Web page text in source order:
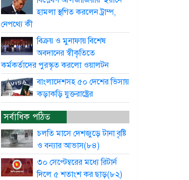
হামলা স্থগিত করলেন ট্রাম্প,
নেপথ্যে কী
বিক্রয় ও মুনাফায় বিশেষ
অবদানের স্বীকৃতিতে
কর্মকর্তাদের পুরস্কৃত করলো ওয়ালটন
বাংলাদেশসহ ৫০ দেশের ভিসায়
কড়াকড়ি যুক্তরাষ্ট্রের
সর্বাধিক পঠিত
চলতি মাসে দেশজুড়ে টানা বৃষ্টি
ও বন্যার আভাস(৮৪)
৩০ সেপ্টেম্বরের মধ্যে রিটার্ন
দিলে ৫ শতাংশ কর ছাড়(৮২)